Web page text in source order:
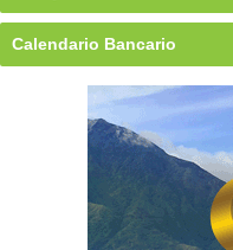
Calendario Bancario